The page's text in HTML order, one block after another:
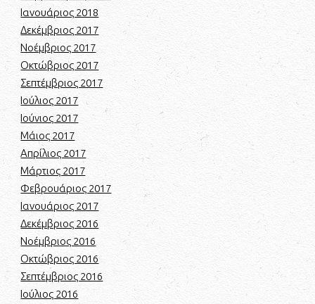
Ιανουάριος 2018
Δεκέμβριος 2017
Νοέμβριος 2017
Οκτώβριος 2017
Σεπτέμβριος 2017
Ιούλιος 2017
Ιούνιος 2017
Μάιος 2017
Απρίλιος 2017
Μάρτιος 2017
Φεβρουάριος 2017
Ιανουάριος 2017
Δεκέμβριος 2016
Νοέμβριος 2016
Οκτώβριος 2016
Σεπτέμβριος 2016
Ιούλιος 2016